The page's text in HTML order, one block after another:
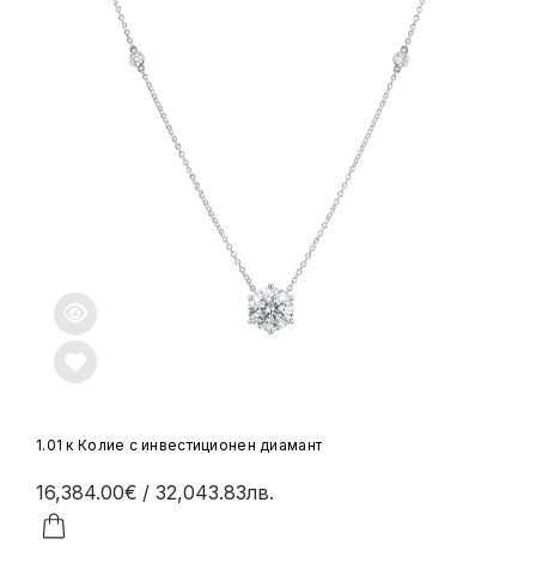
1.01 к Колие с инвестиционен диамант
16,384.00€ / 32,043.83лв.